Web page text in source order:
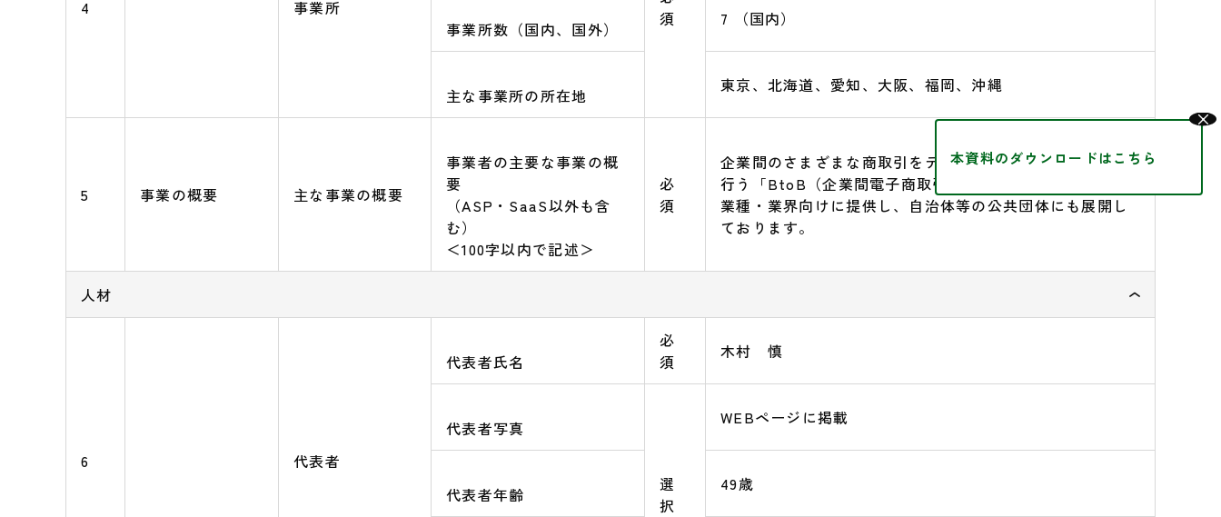
4 事業所
須
事業所数（国内、国外） 7 （国内）
主な事業所の所在地 東京、北海道、愛知、大阪、福岡、沖縄
5 事業の概要 主な事業の概要
事業者の主要な事業の概
要
（ASP・SaaS以外も含
む）
＜100字以内で記述＞
必
須
企業間のさまざまな商取引をデジタル化し、クラウド上で
行う「BtoB（企業間電子商取引）プラットフォーム」を全
業種・業界向けに提供し、自治体等の公共団体にも展開し
ております。
人材
6 代表者
代表者氏名
必
須
木村 慎
代表者写真
選
択
WEBページに掲載
代表者年齢 49歳
×
本資料のダウンロードはこちら